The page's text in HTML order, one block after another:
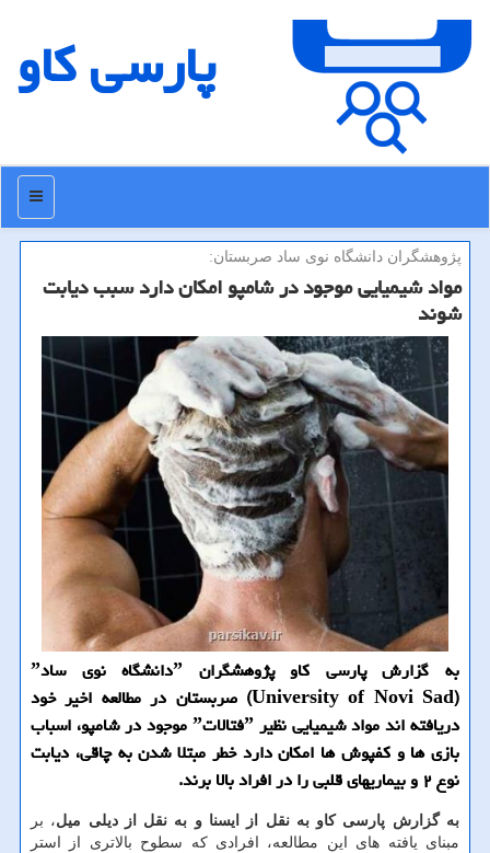
پارسی كاو
منو
پژوهشگران دانشگاه نوی ساد صربستان:
مواد شیمیایی موجود در شامپو امكان دارد سبب دیابت
شوند
به گزارش پارسی كاو پژوهشگران ˮدانشگاه نوی سادˮ
(University of Novi Sad) صربستان در مطالعه اخیر خود
دریافته اند مواد شیمیایی نظیر ˮفتالاتˮ موجود در شامپو، اسباب
بازی ها و كفپوش ها امكان دارد خطر مبتلا شدن به چاقی، دیابت
نوع ۲ و بیماریهای قلبی را در افراد بالا برند.
به گزارش پارسی كاو به نقل از ایسنا و به نقل از دیلی میل، بر
مبنای یافته های این مطالعه، افرادی كه سطوح بالاتری از استر